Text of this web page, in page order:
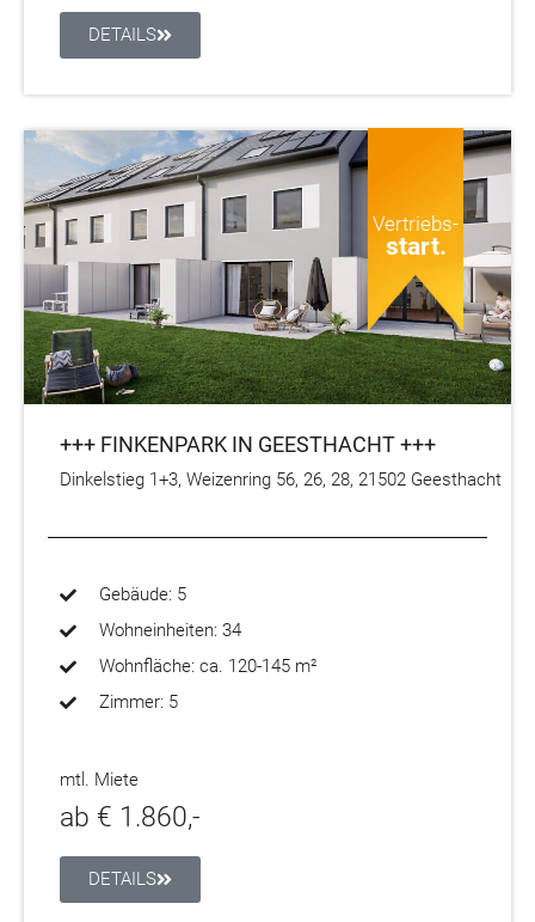
DETAILS
Vertriebs-
start.
+++ FINKENPARK IN GEESTHACHT +++
Dinkelstieg 1+3, Weizenring 56, 26, 28, 21502 Geesthacht
Gebäude: 5
Wohneinheiten: 34
Wohnfläche: ca. 120-145 m²
Zimmer: 5
mtl. Miete
ab € 1.860,-
DETAILS